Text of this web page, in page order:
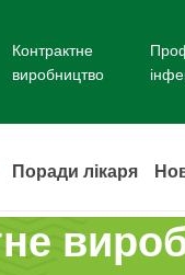
Контрактне
виробництво
Поради лікаря